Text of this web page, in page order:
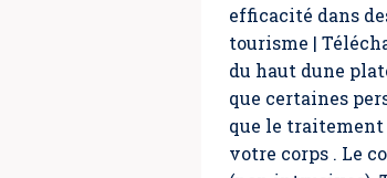
efficacité dans
tourisme |
du haut dune
que certaines
que le traitement
votre corps . Le